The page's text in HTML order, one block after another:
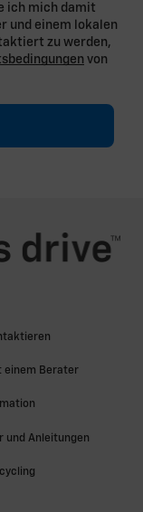
ich mich damit
und einem lokalen
zu werden,
von